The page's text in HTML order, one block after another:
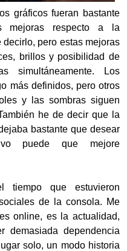
gráficos fueran bastante
mejoras respecto a la
pero estas mejoras
brillos y posibilidad de
simultáneamente. Los
más definidos, pero otros
y las sombras siguen
he de decir que la
bastante que desear
puede que mejore
tiempo que estuvieron
de la consola. Me
online, es la actualidad,
demasiada dependencia
solo, un modo historia